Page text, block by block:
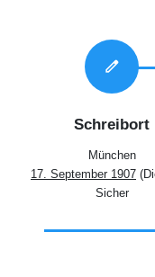
edit
Schreibort
München
17. September 1907
Sicher